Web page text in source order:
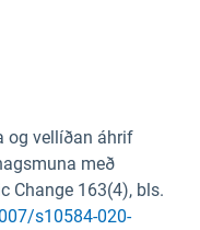
og vellíðan áhrif
með
Change 163(4), bls.
s10584-020-